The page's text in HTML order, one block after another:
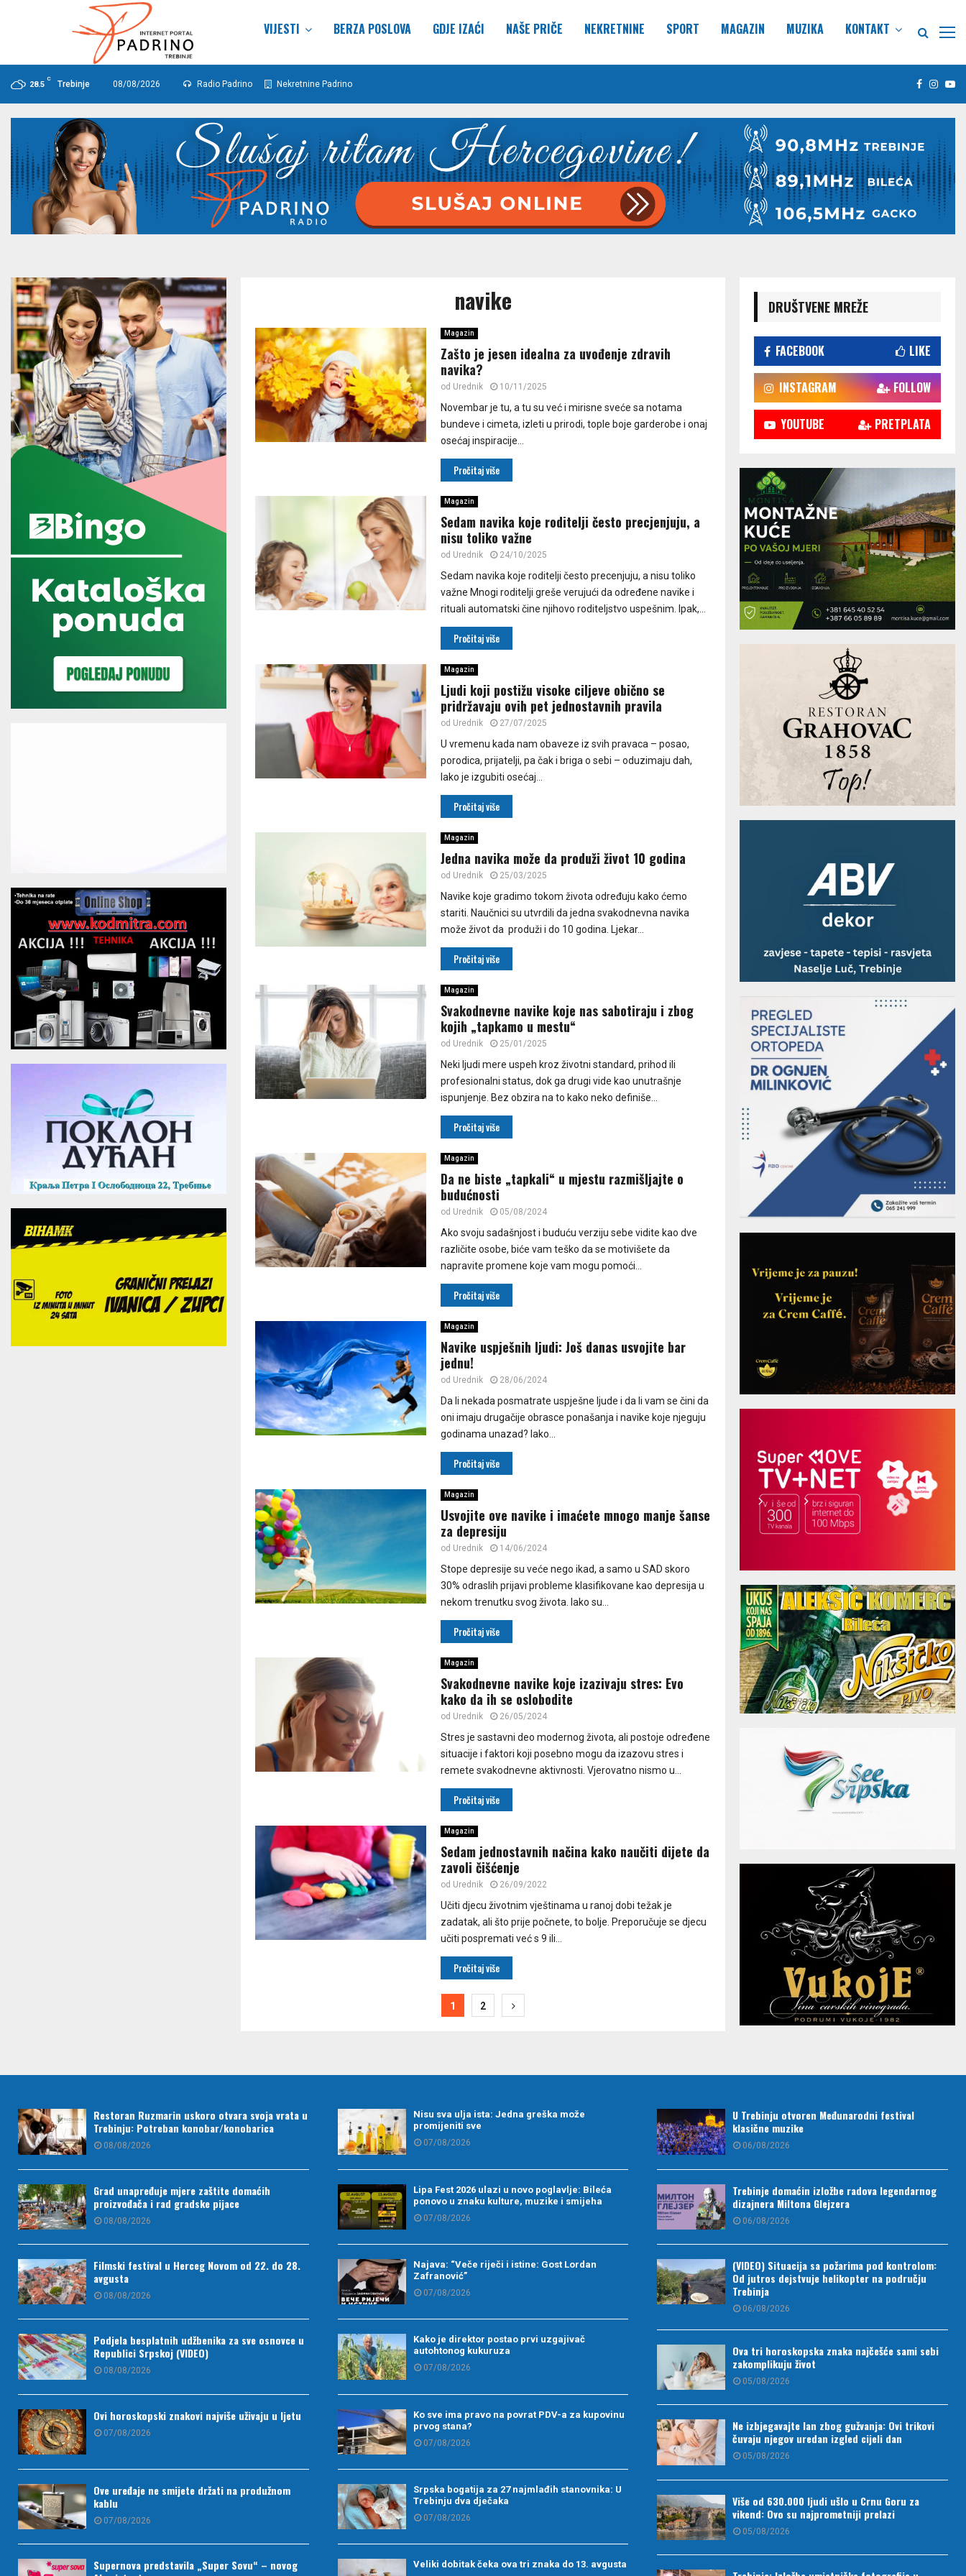
VIJESTI BERZA POSLOVA GDJE IZAĆI NAŠE PRIČE NEKRETNINE SPORT MAGAZIN MUZIKA KONTAKT
28.5
C
Trebinje 08/08/2026 Radio Padrino Nekretnine Padrino Facebook
navike
Magazin
Zašto je jesen idealna za uvođenje zdravih
navika?
od Urednik 10/11/2025
Novembar je tu, a tu su već i mirisne sveće sa notama
bundeve i cimeta, izleti u prirodi, tople boje garderobe i onaj
osećaj inspiracije...
Pročitaj više
Magazin
Sedam navika koje roditelji često precjenjuju, a
nisu toliko važne
od Urednik 24/10/2025
Sedam navika koje roditelji često precenjuju, a nisu toliko
važne Mnogi roditelji greše verujući da određene navike i
rituali automatski čine njihovo roditeljstvo uspešnim. Ipak,...
Pročitaj više
Magazin
Ljudi koji postižu visoke ciljeve obično se
pridržavaju ovih pet jednostavnih pravila
od Urednik 27/07/2025
U vremenu kada nam obaveze iz svih pravaca – posao,
porodica, prijatelji, pa čak i briga o sebi – oduzimaju dah,
lako je izgubiti osećaj...
Pročitaj više
Magazin
Jedna navika može da produži život 10 godina
od Urednik 25/03/2025
Navike koje gradimo tokom života određuju kako ćemo
stariti. Naučnici su utvrdili da jedna svakodnevna navika
može život da produži i do 10 godina. Ljekar...
Pročitaj više
Magazin
Svakodnevne navike koje nas sabotiraju i zbog
kojih „tapkamo u mestu“
od Urednik 25/01/2025
Neki ljudi mere uspeh kroz životni standard, prihod ili
profesionalni status, dok ga drugi vide kao unutrašnje
ispunjenje. Bez obzira na to kako neko definiše...
Pročitaj više
Magazin
Da ne biste „tapkali“ u mjestu razmišljajte o
budućnosti
od Urednik 05/08/2024
Ako svoju sadašnjost i buduću verziju sebe vidite kao dve
različite osobe, biće vam teško da se motivišete da
napravite promene koje vam mogu pomoći...
Pročitaj više
Magazin
Navike uspješnih ljudi: Još danas usvojite bar
jednu!
od Urednik 28/06/2024
Da li nekada posmatrate uspješne ljude i da li vam se čini da
oni imaju drugačije obrasce ponašanja i navike koje njeguju
godinama unazad? Iako...
Pročitaj više
Magazin
Usvojite ove navike i imaćete mnogo manje šanse
za depresiju
od Urednik 14/06/2024
Stope depresije su veće nego ikad, a samo u SAD skoro
30% odraslih prijavi probleme klasifikovane kao depresija u
nekom trenutku svog života. Iako su...
Pročitaj više
Magazin
Svakodnevne navike koje izazivaju stres: Evo
kako da ih se oslobodite
od Urednik 26/05/2024
Stres je sastavni deo modernog života, ali postoje određene
situacije i faktori koji posebno mogu da izazovu stres i
remete svakodnevne aktivnosti. Vjerovatno nismo u...
Pročitaj više
Magazin
Sedam jednostavnih načina kako naučiti dijete da
zavoli čišćenje
od Urednik 26/09/2022
Učiti djecu životnim vještinama u ranoj dobi težak je
zadatak, ali što prije počnete, to bolje. Preporučuje se djecu
učiti pospremati već s 9 ili...
Pročitaj više
1 2
DRUŠTVENE MREŽE
FACEBOOK LIKE
INSTAGRAM FOLLOW
YOUTUBE PRETPLATA
Restoran Ruzmarin uskoro otvara svoja vrata u
Trebinju: Potreban konobar/konobarica
08/08/2026
Grad unapređuje mjere zaštite domaćih
proizvođača i rad gradske pijace
08/08/2026
Filmski festival u Herceg Novom od 22. do 28.
avgusta
08/08/2026
Podjela besplatnih udžbenika za sve osnovce u
Republici Srpskoj (VIDEO)
08/08/2026
Ovi horoskopski znakovi najviše uživaju u ljetu
07/08/2026
Ove uređaje ne smijete držati na produžnom
kablu
07/08/2026
Supernova predstavila „Super Sovu“ – novog
Nisu sva ulja ista: Jedna greška može
promijeniti sve
07/08/2026
Lipa Fest 2026 ulazi u novo poglavlje: Bileća
ponovo u znaku kulture, muzike i smijeha
07/08/2026
Najava: “Veče riječi i istine: Gost Lordan
Zafranović”
07/08/2026
Kako je direktor postao prvi uzgajivač
autohtonog kukuruza
07/08/2026
Ko sve ima pravo na povrat PDV-a za kupovinu
prvog stana?
07/08/2026
Srpska bogatija za 27 najmlađih stanovnika: U
Trebinju dva dječaka
07/08/2026
Veliki dobitak čeka ova tri znaka do 13. avgusta
U Trebinju otvoren Međunarodni festival
klasične muzike
06/08/2026
Trebinje domaćin izložbe radova legendarnog
dizajnera Miltona Glejzera
06/08/2026
(VIDEO) Situacija sa požarima pod kontrolom:
Od jutros dejstvuje helikopter na području
Trebinja
06/08/2026
Ova tri horoskopska znaka najčešće sami sebi
zakomplikuju život
05/08/2026
Ne izbjegavajte lan zbog gužvanja: Ovi trikovi
čuvaju njegov uredan izgled cijeli dan
05/08/2026
Više od 630.000 ljudi ušlo u Crnu Goru za
vikend: Ovo su najprometniji prelazi
05/08/2026